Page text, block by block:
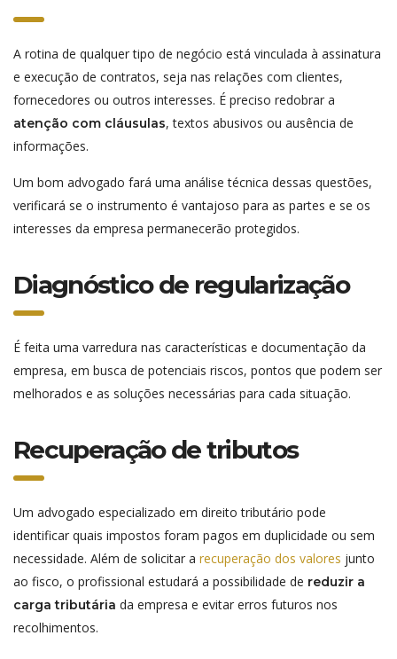
A rotina de qualquer tipo de negócio está vinculada à assinatura
e execução de contratos, seja nas relações com clientes,
fornecedores ou outros interesses. É preciso redobrar a
atenção com cláusulas, textos abusivos ou ausência de
informações.
Um bom advogado fará uma análise técnica dessas questões,
verificará se o instrumento é vantajoso para as partes e se os
interesses da empresa permanecerão protegidos.
Diagnóstico de regularização
É feita uma varredura nas características e documentação da
empresa, em busca de potenciais riscos, pontos que podem ser
melhorados e as soluções necessárias para cada situação.
Recuperação de tributos
Um advogado especializado em direito tributário pode
identificar quais impostos foram pagos em duplicidade ou sem
necessidade. Além de solicitar a recuperação dos valores junto
ao fisco, o profissional estudará a possibilidade de reduzir a
carga tributária da empresa e evitar erros futuros nos
recolhimentos.